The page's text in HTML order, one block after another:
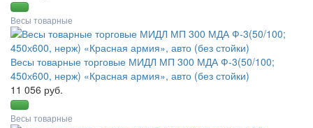
Весы товарные
Весы товарные торговые МИДЛ МП 300 МДА Ф-3(50/100;
450х600, нерж) «Красная армия», авто (без стойки)
11 056 руб.
Весы товарные